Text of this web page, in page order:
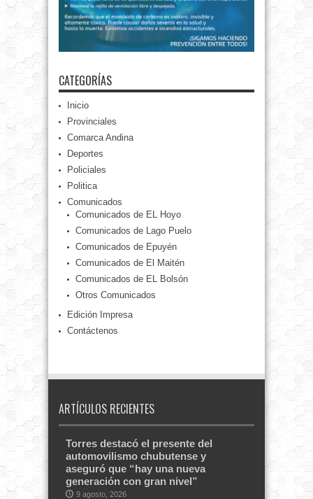
CATEGORÍAS
Inicio
Provinciales
Comarca Andina
Deportes
Policiales
Politica
Comunicados
Comunicados de EL Hoyo
Comunicados de Lago Puelo
Comunicados de Epuyén
Comunicados de El Maitén
Comunicados de EL Bolsón
Otros Comunicados
Edición Impresa
Contáctenos
ARTÍCULOS RECIENTES
Torres destacó el presente del
automovilismo chubutense y
aseguró que “hay una nueva
generación con gran nivel”
9 agosto, 2026